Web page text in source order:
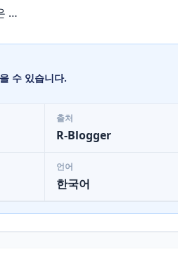
…
수 있습니다.
출처
R-Blogger
언어
한국어